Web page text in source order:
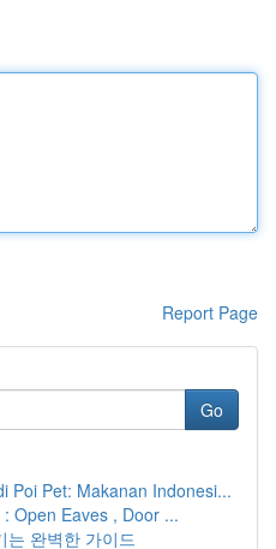
Report Page
Go
Poi Pet: Makanan Indonesi...
Open Eaves , Door ...
는 완벽한 가이드